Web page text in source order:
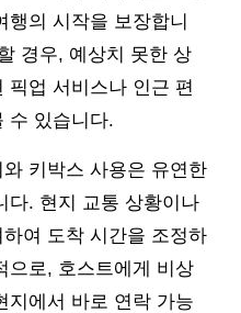
행의 시작을 보장합니
경우, 예상치 못한 상
픽업 서비스나 인근 편
수 있습니다.
키박스 사용은 유연한
다. 현지 교통 상황이나
여 도착 시간을 조정하
으로, 호스트에게 비상
지에서 바로 연락 가능